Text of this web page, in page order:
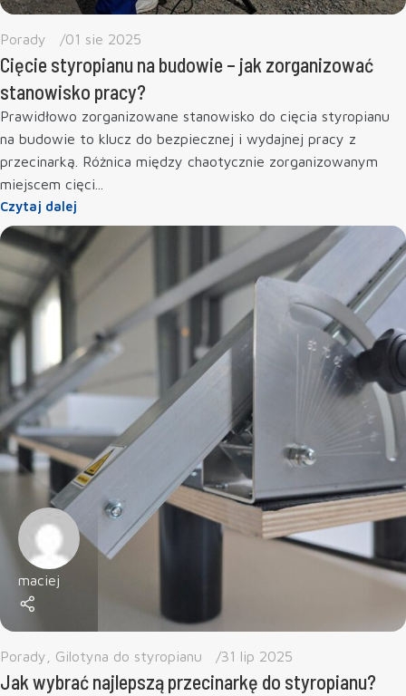
Porady 01 sie 2025
Cięcie styropianu na budowie – jak zorganizować
stanowisko pracy?
Prawidłowo zorganizowane stanowisko do cięcia styropianu
na budowie to klucz do bezpiecznej i wydajnej pracy z
przecinarką. Różnica między chaotycznie zorganizowanym
miejscem cięci...
Czytaj dalej
maciej
Porady Gilotyna do styropianu 31 lip 2025
Jak wybrać najlepszą przecinarkę do styropianu?